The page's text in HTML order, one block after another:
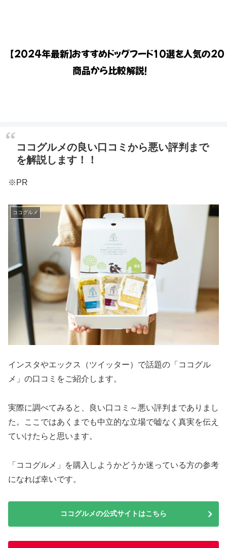
【2024年最新】おすすめドッグフード10選を人気の20
商品から比較解説！
ココグルメの良い口コミから悪い評判まで
を解説します！！
※PR
ココグルメ
インスタやエックス（ツイッター）で話題の「ココグル
メ」の口コミをご紹介します。
実際に調べてみると、良い口コミ～悪い評判までありまし
た。ここではあくまでも中立的な立場で嘘なく真実を伝え
ていけたらと思います。
「ココグルメ」を購入しようかどうか迷っている方の参考
になれば幸いです。
ココグルメの公式サイトはこちら